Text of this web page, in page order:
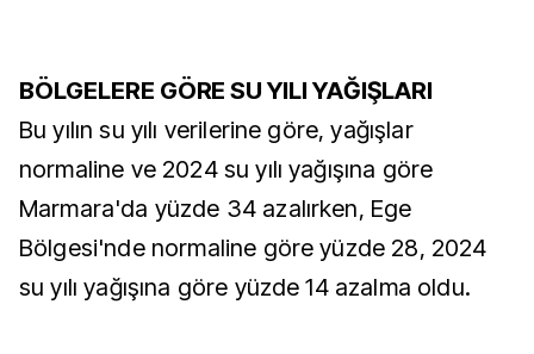
BÖLGELERE GÖRE SU YILI YAĞIŞLARI
Bu yılın su yılı verilerine göre, yağışlar
normaline ve 2024 su yılı yağışına göre
Marmara'da yüzde 34 azalırken, Ege
Bölgesi'nde normaline göre yüzde 28, 2024
su yılı yağışına göre yüzde 14 azalma oldu.